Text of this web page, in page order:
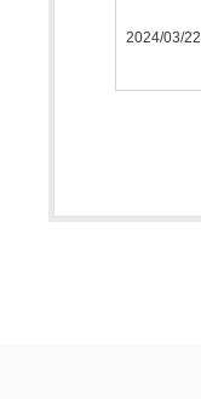
2024/03/22